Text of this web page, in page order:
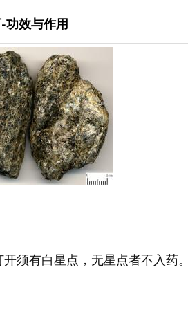
功效与作用
须有白星点，无星点者不入药